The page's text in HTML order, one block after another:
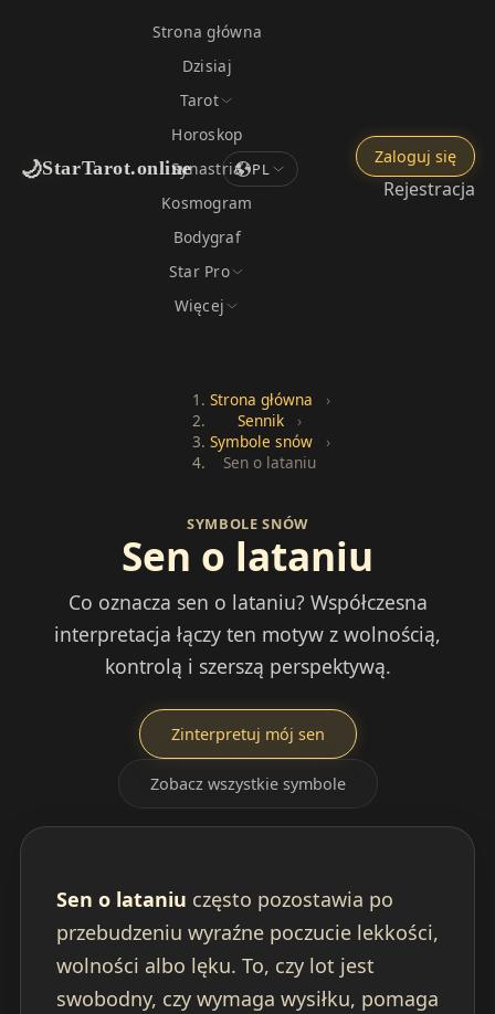
🌙StarTarot.online
Strona główna
Dzisiaj
Tarot
Horoskop
Synastria
Kosmogram
Bodygraf
Star Pro
Więcej
PL
Zaloguj się
Rejestracja
Strona główna
›
Sennik
›
Symbole snów
›
Sen o lataniu
SYMBOLE SNÓW
Sen o lataniu
Co oznacza sen o lataniu? Współczesna
interpretacja łączy ten motyw z wolnością,
kontrolą i szerszą perspektywą.
Zinterpretuj mój sen
Zobacz wszystkie symbole
Sen o lataniu często pozostawia po
przebudzeniu wyraźne poczucie lekkości,
wolności albo lęku. To, czy lot jest
swobodny, czy wymaga wysiłku, pomaga